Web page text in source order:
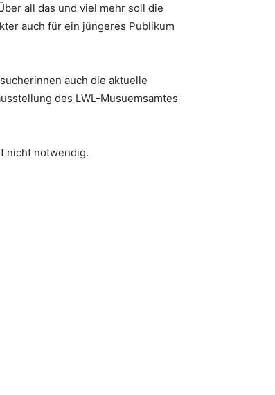
all das und viel mehr soll die
auch für ein jüngeres Publikum
auch die aktuelle
des LWL-Musuemsamtes
nicht notwendig.